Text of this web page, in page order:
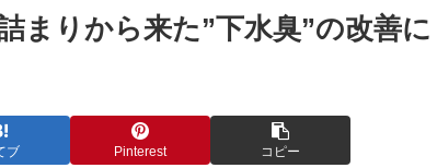
まりから来た”下水臭”の改善に
ブ Pinterest コピー